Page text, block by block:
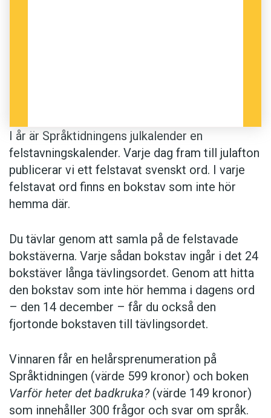
I år är Språktidningens julkalender en
felstavningskalender. Varje dag fram till julafton
publicerar vi ett felstavat svenskt ord. I varje
felstavat ord finns en bokstav som inte hör
hemma där.
Du tävlar genom att samla på de felstavade
bokstäverna. Varje sådan bokstav ingår i det 24
bokstäver långa tävlingsordet. Genom att hitta
den bokstav som inte hör hemma i dagens ord
– den 14 december – får du också den
fjortonde bokstaven till tävlingsordet.
Vinnaren får en helårsprenumeration på
Språktidningen (värde 599 kronor) och boken
Varför heter det badkruka?(värde 149 kronor)
som innehåller 300 frågor och svar om språk.